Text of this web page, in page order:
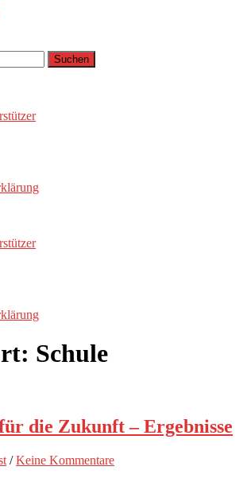
Schule
die Zukunft – Ergebnisse
/Keine Kommentare